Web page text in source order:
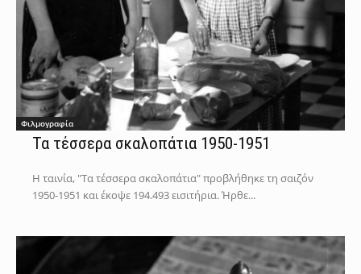
Φιλμογραφία
Τα τέσσερα σκαλοπάτια 1950-1951
Η ταινία, "Τα τέσσερα σκαλοπάτια" προβλήθηκε τη σαιζόν
1950-1951 και έκοψε 194.493 εισιτήρια. Ήρθε...